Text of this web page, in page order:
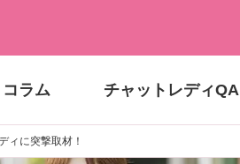
コラム チャットレディQA
ィに突撃取材！